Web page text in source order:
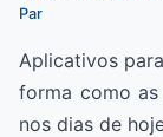
Par
Aplicativos
forma como
nos dias de